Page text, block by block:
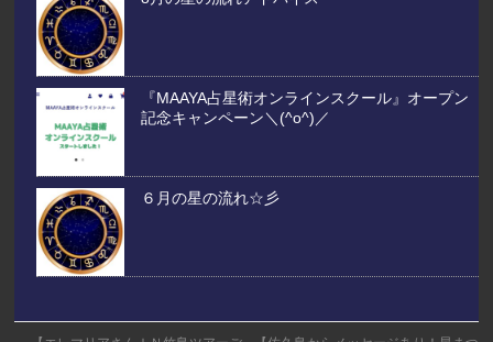
『MAAYA占星術オンラインスクール』オープン
記念キャンペーン＼(^o^)／
６月の星の流れ☆彡